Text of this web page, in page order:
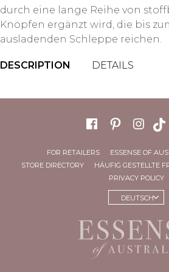
durch eine lange Reihe von
Knöpfen ergänzt wird, die bis
ausladenden Schleppe reichen.
DESCRIPTION DETAILS
FOR RETAILERS
ESSENSE OF
STORE DIRECTORY
HÄUFIG GESTELLTE
PRIVACY POLICY
DEUTSCH